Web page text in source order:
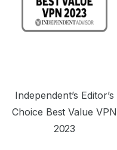
Independent’s Editor’s
Choice Best Value VPN
2023